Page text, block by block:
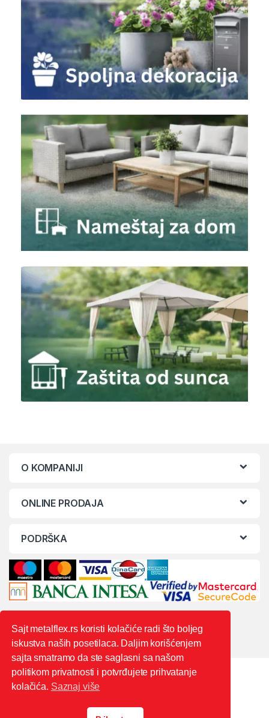
O KOMPANIJI
ONLINE PRODAJA
PODRŠKA
Sajt metalflex.rs koristi kolačiće radi što boljeg
iskustva naših posetilaca. Daljim korišćenjem
sajta smatramo da ste saglasni sa našom
politikom privatnosti i potvrđujete prihvatanje
kolačića. Saznaj više